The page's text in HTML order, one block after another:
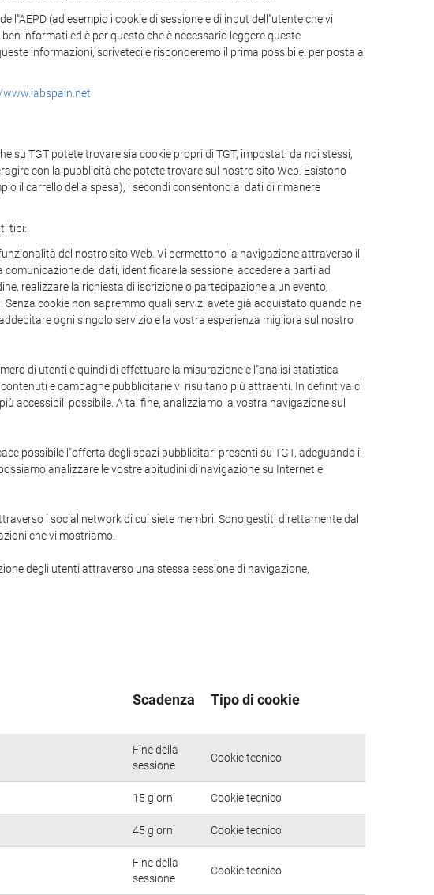
(ad esempio i cookie di sessione e di input dell"utente che vi
informati ed è per questo che è necessario leggere queste
informazioni, scriveteci e risponderemo il prima possibile: per posta a
su TGT potete trovare sia cookie propri di TGT, impostati da noi stessi,
con la pubblicità che potete trovare sul nostro sito Web. Esistono
il carrello della spesa), i secondi consentono ai dati di rimanere
tipi:
del nostro sito Web. Vi permettono la navigazione attraverso il
dei dati, identificare la sessione, accedere a parti ad
realizzare la richiesta di iscrizione o partecipazione a un evento,
cookie non sapremmo quali servizi avete già acquistato quando ne
ogni singolo servizio e la vostra esperienza migliora sul nostro
di utenti e quindi di effettuare la misurazione e l"analisi statistica
e campagne pubblicitarie vi risultano più attraenti. In definitiva ci
accessibili possibile. A tal fine, analizziamo la vostra navigazione sul
possibile l"offerta degli spazi pubblicitari presenti su TGT, adeguando il
analizzare le vostre abitudini di navigazione su Internet e
i social network di cui siete membri. Sono gestiti direttamente dal
che vi mostriamo.
degli utenti attraverso una stessa sessione di navigazione,
Scadenza Tipo di cookie
Fine della
sessione
Cookie tecnico
15 giorni Cookie tecnico
45 giorni Cookie tecnico
Fine della
sessione
Cookie tecnico